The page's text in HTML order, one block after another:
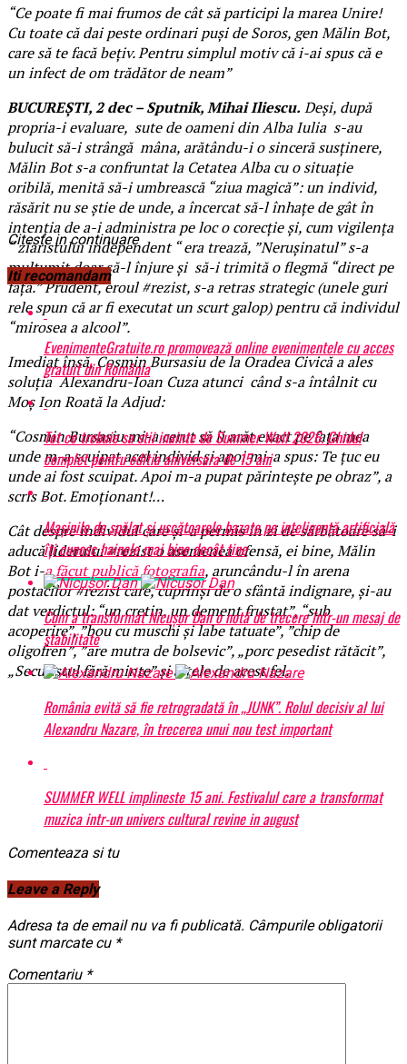
“Ce poate fi mai frumos de cât să participi la marea Unire!
Cu toate că dai peste ordinari puși de Soros, gen Mălin Bot,
care să te facă bețiv. Pentru simplul motiv că i-ai spus că e
un infect de om trădător de neam”
BUCUREȘTI, 2 dec – Sputnik, Mihai Iliescu. Deși, după
propria-i evaluare, sute de oameni din Alba Iulia s-au
bulucit să-i strângă mâna, arătându-i o sinceră susținere,
Mălin Bot s-a confruntat la Cetatea Alba cu o situație
oribilă, menită să-i umbrească “ziua magică”: un individ,
răsărit nu se știe de unde, a încercat să-l înhațe de gât în
intenția de a-i administra pe loc o corecție și, cum vigilența
“ ziaristului independent “ era trează, ”Nerușinatul” s-a
mulțumit doar să-l înjure și să-i trimită o flegmă “direct pe
față.” Prudent, eroul #rezist, s-a retras strategic (unele guri
rele spun că ar fi executat un scurt galop) pentru că individul
“mirosea a alcool”.
Imediat însă, Cosmin Bursasiu de la Oradea Civică a ales
soluția Alexandru-Ioan Cuza atunci când s-a întâlnit cu
Moș Ion Roată la Adjud:
“Cosmin Bursasiu mi-a cerut să îi arăt exact pe fața mea
unde m-a scuipat acel individ și apoi mi-a spus: Te țuc eu
unde ai fost scuipat. Apoi m-a pupat părintește pe obraz”, a
scris Bot. Emoționant!…
Cât despre individul care și-a permis în zi de sărbătoare să-i
aducă liderului #rezist o asemenea ofensă, ei bine, Mălin
Bot i-a făcut publică fotografia, aruncându-l în arena
postacilor #rezist care, cuprinși de o sfântă indignare, și-au
dat verdictul: “un cretin, un dement frustat”, “sub
acoperire”, ”bou cu muschi şi labe tatuate”, ”chip de
oligofren”, ”are mutra de bolsevic”, „porc pesedist rătăcit”,
„Securistul fără minte” și altele de acest fel.
Citeste in continuare
Iti recomandam
EvenimenteGratuite.ro promovează online evenimentele cu acces
gratuit din România
Tot ce trebuie sa stii inainte de Summer Well 2026. Ghidul
complet pentru editia aniversara de 15 ani
Mașinile de spălat și uscătoarele bazate pe inteligență artificială
îți cunosc hainele mai bine decât tine
Cum a transformat Nicușor Dan o notă de trecere într-un mesaj de
stabilitate
România evită să fie retrogradată în „JUNK”. Rolul decisiv al lui
Alexandru Nazare, în trecerea unui nou test important
SUMMER WELL implineste 15 ani. Festivalul care a transformat
muzica intr-un univers cultural revine in august
Comenteaza si tu
Leave a Reply
Adresa ta de email nu va fi publicată. Câmpurile obligatorii
sunt marcate cu *
Comentariu *